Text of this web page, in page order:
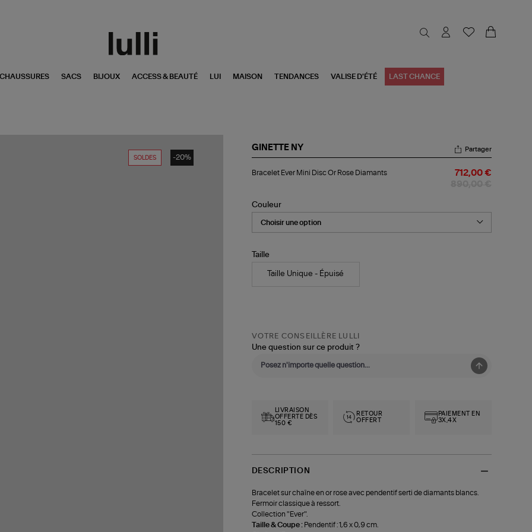
CHAUSSURES SACS BIJOUX ACCESS & BEAUTÉ LUI MAISON TENDANCES VALISE D'ÉTÉ LAST CHANCE
SOLDES -20%
GINETTE NY
Ever
Or
Rose
Diamants
Partager
Bracelet Ever Mini Disc Or Rose Diamants 712,00 €
Couleur
Taille
Taille Unique - Épuisé
VOTRE CONSEILLÈRE LULLI
Une question sur ce produit ?
LIVRAISON
OFFERTE DÈS
150 €
RETOUR
OFFERT
PAIEMENT EN
3X,4X
DESCRIPTION
Bracelet sur chaîne en or rose avec pendentif serti de diamants blancs.
Fermoir classique à ressort.
Collection "Ever".
Taille & Coupe : Pendentif : 1,6 x 0,9 cm.